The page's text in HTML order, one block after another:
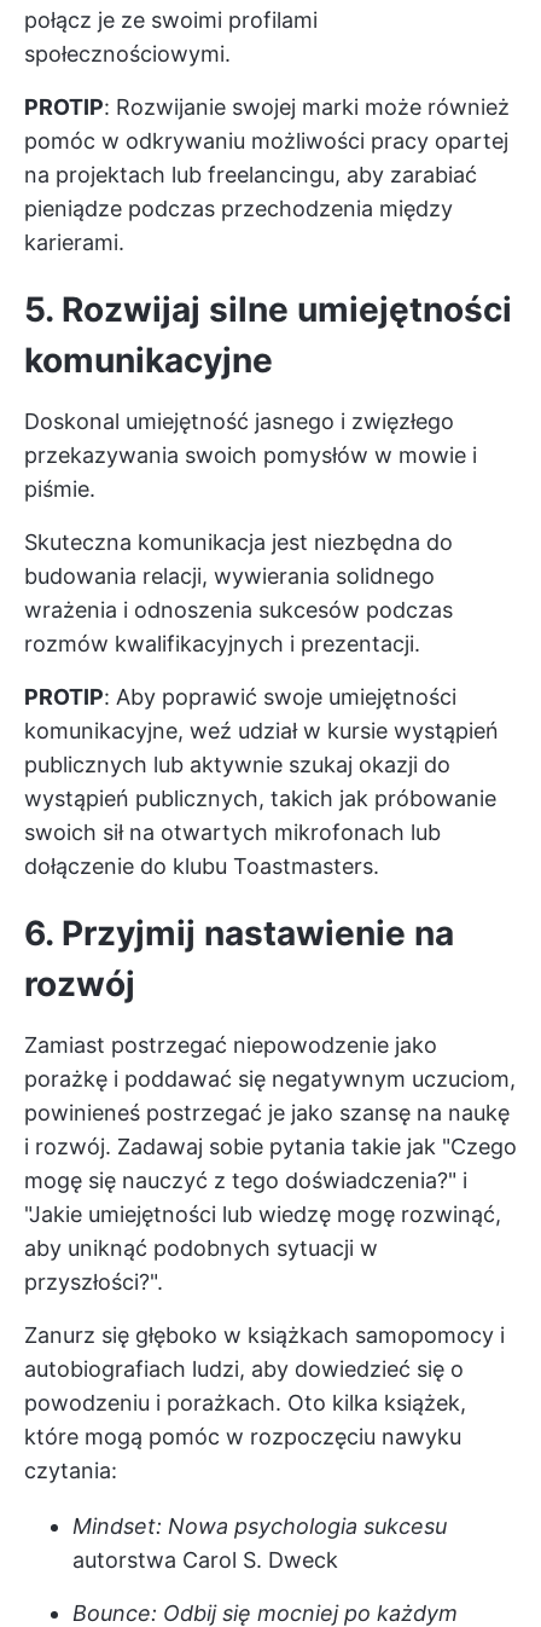
połącz je ze swoimi profilami
społecznościowymi.
PROTIP: Rozwijanie swojej marki może również
pomóc w odkrywaniu możliwości pracy opartej
na projektach lub freelancingu, aby zarabiać
pieniądze podczas przechodzenia między
karierami.
5. Rozwijaj silne umiejętności
komunikacyjne
Doskonal umiejętność jasnego i zwięzłego
przekazywania swoich pomysłów w mowie i
piśmie.
Skuteczna komunikacja jest niezbędna do
budowania relacji, wywierania solidnego
wrażenia i odnoszenia sukcesów podczas
rozmów kwalifikacyjnych i prezentacji.
PROTIP: Aby poprawić swoje umiejętności
komunikacyjne, weź udział w kursie wystąpień
publicznych lub aktywnie szukaj okazji do
wystąpień publicznych, takich jak próbowanie
swoich sił na otwartych mikrofonach lub
dołączenie do klubu Toastmasters.
6. Przyjmij nastawienie na
rozwój
Zamiast postrzegać niepowodzenie jako
porażkę i poddawać się negatywnym uczuciom,
powinieneś postrzegać je jako szansę na naukę
i rozwój. Zadawaj sobie pytania takie jak "Czego
mogę się nauczyć z tego doświadczenia?" i
"Jakie umiejętności lub wiedzę mogę rozwinąć,
aby uniknąć podobnych sytuacji w
przyszłości?".
Zanurz się głęboko w książkach samopomocy i
autobiografiach ludzi, aby dowiedzieć się o
powodzeniu i porażkach. Oto kilka książek,
które mogą pomóc w rozpoczęciu nawyku
czytania:
Mindset: Nowa psychologia sukcesu
autorstwa Carol S. Dweck
Bounce: Odbij się mocniej po każdym